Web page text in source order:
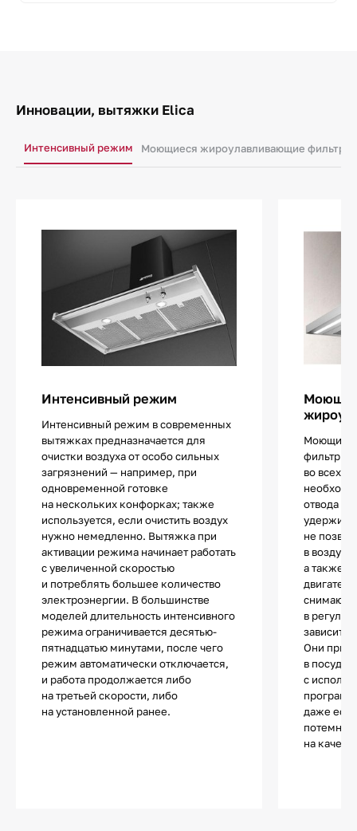
Инновации, вытяжки Elica
Интенсивный режим Моющиеся жироулавливающие фильтры
Интенсивный режим
Интенсивный режим в современных
вытяжках предназначается для
очистки воздуха от особо сильных
загрязнений — например, при
одновременной готовке
на нескольких конфорках; также
используется, если очистить воздух
нужно немедленно. Вытяжка при
активации режима начинает работать
с увеличенной скоростью
и потреблять большее количество
электроэнергии. В большинстве
моделей длительность интенсивного
режима ограничивается десятью-
пятнадцатью минутами, после чего
режим автоматически отключается,
и работа продолжается либо
на третьей скорости, либо
на установленной ранее.
фильтры
во всех
отвода
не
в воздух
а также
в
зависит
Они
в
с
даже
на